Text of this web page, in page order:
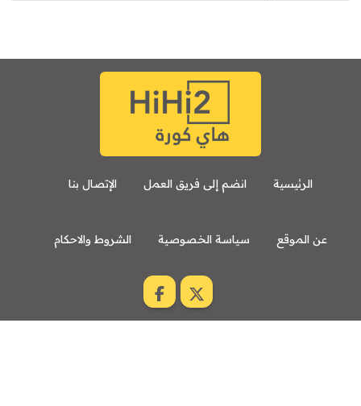
الرئيسية انضم إلى فريق العمل الإتصال بنا
عن الموقع سياسة الخصوصية الشروط والاحكام